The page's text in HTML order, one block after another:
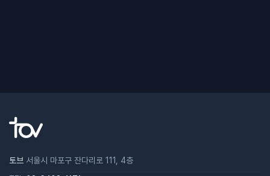
토브 서울시 마포구 잔다리로 111, 4층